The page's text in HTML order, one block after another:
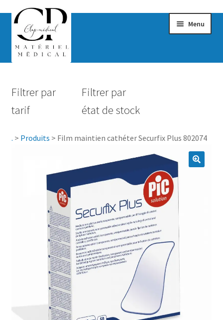
Menu
Hygiène
Accessoires Salle de bain
Vêtements & Chaussures
Filtrer par
tarif
Filtrer par
état de stock
. > Produits > Film maintien cathéter Securfix Plus 802074